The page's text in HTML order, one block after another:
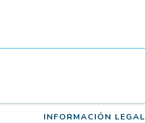
INFORMACIÓN LEGAL